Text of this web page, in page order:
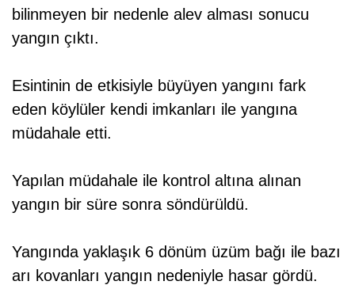
bilinmeyen bir nedenle alev alması sonucu
yangın çıktı.
Esintinin de etkisiyle büyüyen yangını fark
eden köylüler kendi imkanları ile yangına
müdahale etti.
Yapılan müdahale ile kontrol altına alınan
yangın bir süre sonra söndürüldü.
Yangında yaklaşık 6 dönüm üzüm bağı ile bazı
arı kovanları yangın nedeniyle hasar gördü.